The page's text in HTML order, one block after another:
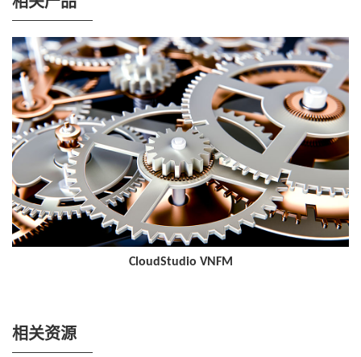
方案为项目带来了显著的效率提升，具体如下：
自动化规划设计提效75%，配置差错率为零。通过简化设计输
入和可视化的自动化规划设计流程，使规划设计更方便，降低
人员技能要求和设计技术难度。自动生成所有网络组件的实例
化参数文件，配置步骤更规范参数更合理，缩短设计时间。
自动化检查和部署实施提效85%以上，提高部署质量。采用直
观的部署预览，减少参数人工输入，实现部署过程零干预，提
高了部署效率。可实时监控端到端网元自动化部署过程，随时
查询部署进度，处理异常情况，保障整个部署过程顺利实施。
自动化测试验收一键式执行，平均效率提升65%以上。测试验
收环节通过使用自动化工具进行全面检查，可以对服务器参数
短测试验收时间。
相关产品
CloudStudio VNFM
相关资源